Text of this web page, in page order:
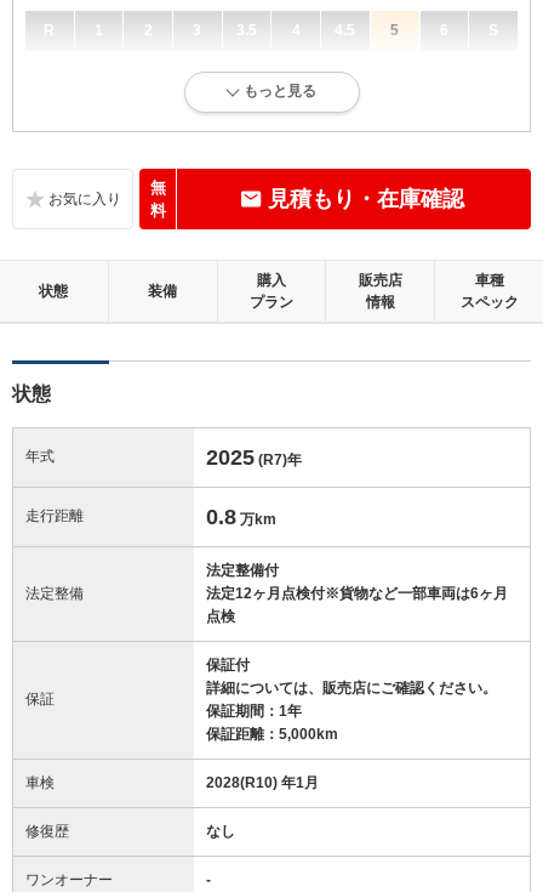
R 1 2 3 3.5 4 4.5 5 6 S
走行距離5万km以下で、内外装にダメージがほとんどない、良好な状態
無キズ、もしくは傷みや汚れなどがほぼない、とても綺麗な状態です。
外装：
無キズ、もしくはキズやヘコミなどがほぼない、とても綺麗な状態で
修復歴：無
もっと見る
無
料
見積もり・在庫確認
状態 装備
購入
プラン
販売店
情報
車種
スペック
状態
年式 2025 (R7)年
走行距離 0.8 万km
法定整備
法定整備付
法定12ヶ月点検付※貨物など一部車両は6ヶ月
点検
保証
保証付
詳細については、販売店にご確認ください。
保証期間：1年
保証距離：5,000km
車検 2028(R10) 年1月
修復歴 なし
ワンオーナー -